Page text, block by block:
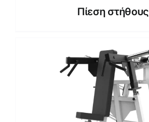
Πίεση στήθους